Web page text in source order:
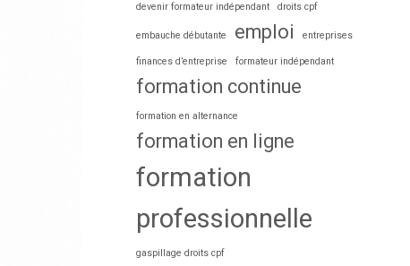
devenir formateur indépendant droits cpf
embauche débutante emploi entreprises
finances d’entreprise formateur indépendant
formation continue
formation en alternance
formation en ligne
formation
professionnelle
gaspillage droits cpf